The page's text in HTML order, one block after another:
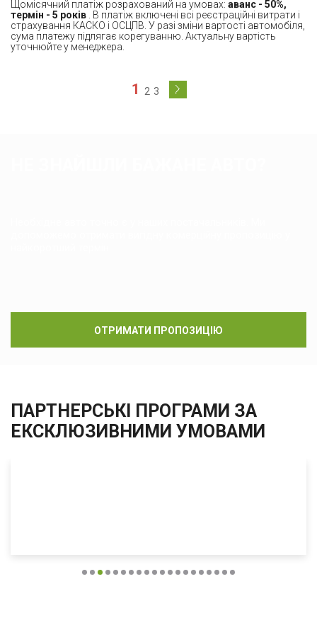
Щомісячний платіж розрахований на умовах: аванс - 50%,
термін - 5 років . В платіж включені всі реєстраційні витрати і
страхування КАСКО і ОСЦПВ. У разі зміни вартості автомобіля,
сума платежу підлягає корегуванню. Актуальну вартість
уточнюйте у менеджера.
1 2 3
ОТРИМАТИ ПРОПОЗИЦІЮ
ПАРТНЕРСЬКІ ПРОГРАМИ ЗА
ЕКСКЛЮЗИВНИМИ УМОВАМИ